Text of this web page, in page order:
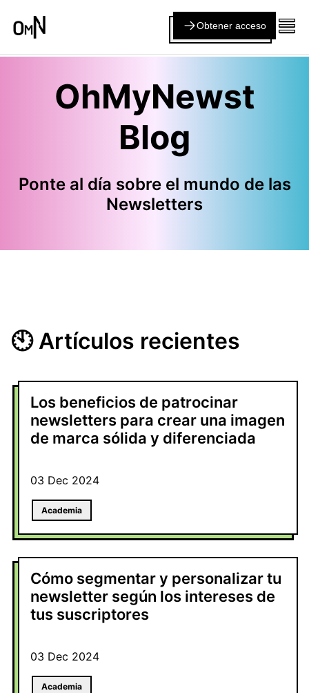
Obtener acceso
OhMyNewst
Blog
Ponte al día sobre el mundo de las
Newsletters
🕙 Artículos recientes
Los beneficios de patrocinar
newsletters para crear una imagen
de marca sólida y diferenciada
03 Dec 2024
Academia
Cómo segmentar y personalizar tu
newsletter según los intereses de
tus suscriptores
03 Dec 2024
Academia